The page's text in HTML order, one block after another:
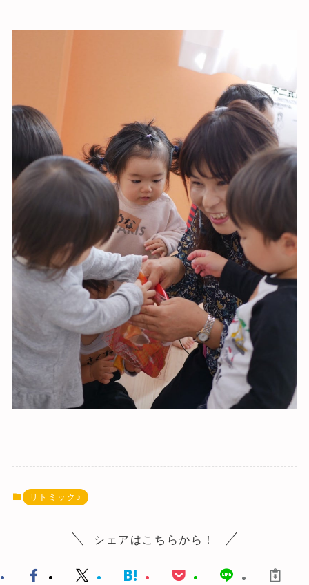
リトミック♪
シェアはこちらから！